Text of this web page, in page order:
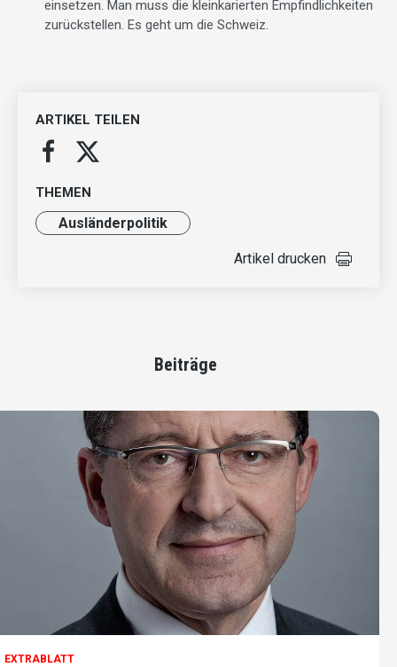
einsetzen. Man muss die kleinkarierten Empfindlichkeiten
zurückstellen. Es geht um die Schweiz.
ARTIKEL TEILEN
THEMEN
Ausländer­politik
Artikel drucken
Beiträge
EXTRABLATT